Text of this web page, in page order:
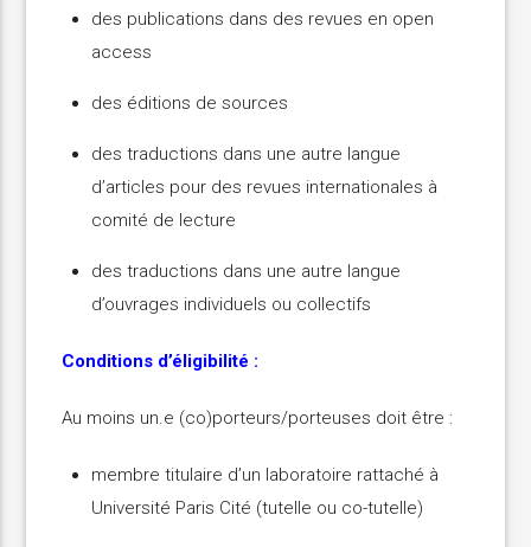
des publications dans des revues en open
access
des éditions de sources
des traductions dans une autre langue
d’articles pour des revues internationales à
comité de lecture
des traductions dans une autre langue
d’ouvrages individuels ou collectifs
Conditions d’éligibilité :
Au moins un.e (co)porteurs/porteuses doit être :
membre titulaire d’un laboratoire rattaché à
Université Paris Cité (tutelle ou co-tutelle)